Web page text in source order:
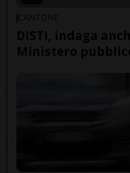
CANTONE
DISTI, indaga
Ministero